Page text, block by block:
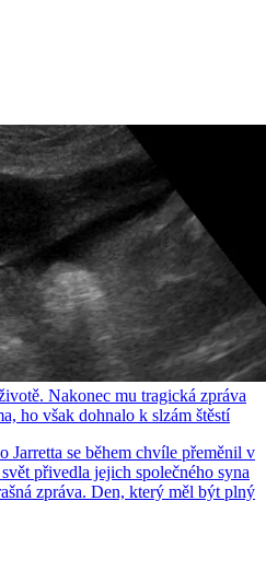
Nakonec mu tragická zpráva
ho však dohnalo k slzám štěstí
Jarretta se během chvíle přeměnil v
přivedla jejich společného syna
zpráva. Den, který měl být plný